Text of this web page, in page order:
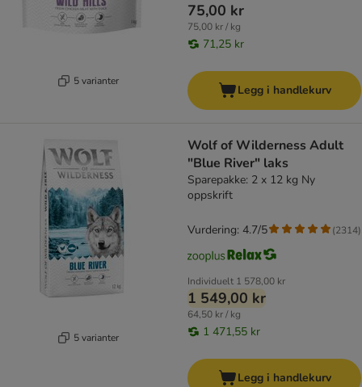
5 varianter
75,00 kr
75,00 kr / kg
71,25 kr
Legg i handlekurv
5 varianter
Wolf of Wilderness Adult
"Blue River" laks
Sparepakke: 2 x 12 kg Ny
oppskrift
Individuelt 1 578,00 kr
1 549,00 kr
64,50 kr / kg
1 471,55 kr
Vurdering: 4.7/5 (2314)
Legg i handlekurv